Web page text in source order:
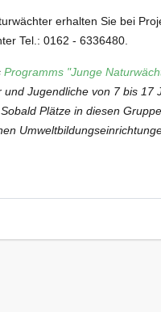
erhalten Sie bei
Tel.: 0162 - 6336480.
Programms "Junge
Jugendliche von 7 bis 17
Plätze in diesen